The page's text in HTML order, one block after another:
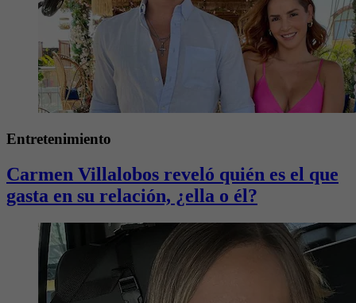
Entretenimiento
Carmen Villalobos reveló quién es el que
gasta en su relación, ¿ella o él?